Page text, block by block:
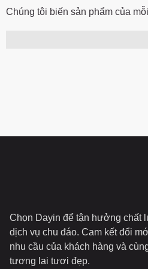
Chúng tôi biến sản phẩm của
Chọn Dayin để tận hưởng chất
dịch vụ chu đáo. Cam kết đổi
nhu cầu của khách hàng và
tương lai tươi đẹp.